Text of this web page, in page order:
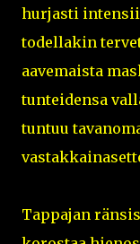
hurjasti
todellakin
aavemaista
tunteidensa
tuntuu
Tappajan